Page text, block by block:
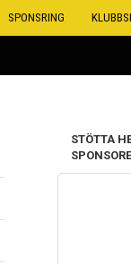
SPONSRING
STÖTTA